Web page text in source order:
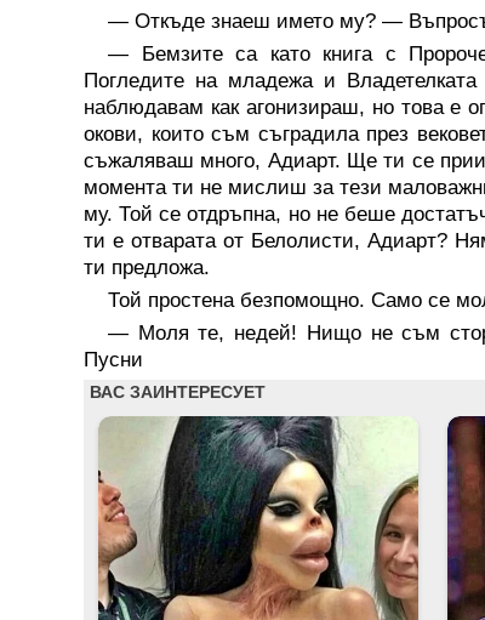
— Откъде знаеш името му? —
— Бемзите са като книга с
Погледите на младежа и
наблюдавам как агонизираш, но това е
окови, които съм съградила през
съжаляваш много, Адиарт. Ще ти се
момента ти не мислиш за тези
му. Той се отдръпна, но не беше
ти е отварата от Белолисти, Адиарт?
ти предложа.
Той простена безпомощно. Само се
— Моля те, недей! Нищо не съм
Пусни